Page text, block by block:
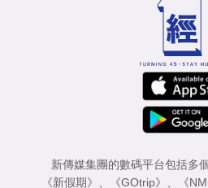
新傳媒集團的數碼平台包括多
《新假期》 、 《GOtrip》 、 《